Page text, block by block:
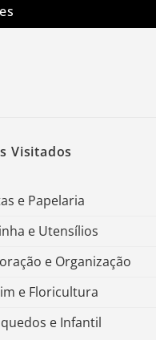
Visitados
e Papelaria
e Utensílios
e Organização
e Floricultura
e Infantil